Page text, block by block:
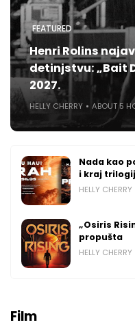
FEATURED
Henri Rolins
detinjstvu: „Bait
2027.
HELLY CHERRY ABOUT 5
Nada kao
i kraj
HELLY CHERRY
„Osiris
propušta
HELLY CHERRY
Film